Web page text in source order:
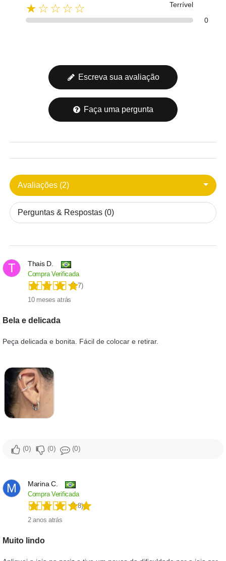
★☆☆☆☆
Terrível
0
Escreva sua avaliação
Faça uma pergunta
Avaliações (2)
Perguntas & Respostas (0)
T Thais D.
Compra Verificada
(3.7)
10 meses atrás
Bela e delicada
Peça delicada e bonita. Fácil de colocar e retirar.
0 0 0
M Marina C.
Compra Verificada
(4.8)
2 anos atrás
Muito lindo